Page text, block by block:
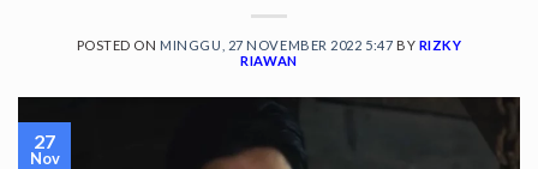
POSTED ON MINGGU, 27 NOVEMBER 2022 5:47 BY RIZKY
RIAWAN
27
Nov